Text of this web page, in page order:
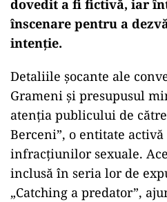
dovedit a fi fictivă, iar
înscenare pentru a
intenție.
Detaliile șocante ale
Grameni și presupusul
atenția publicului de
Berceni”, o entitate
infracțiunilor sexuale.
inclusă în seria lor de
„Catching a predator”,